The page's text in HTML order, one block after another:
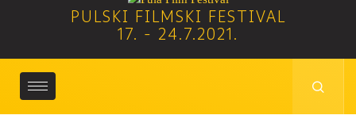
PULSKI FILMSKI FESTIVAL
17. - 24.7.2021.